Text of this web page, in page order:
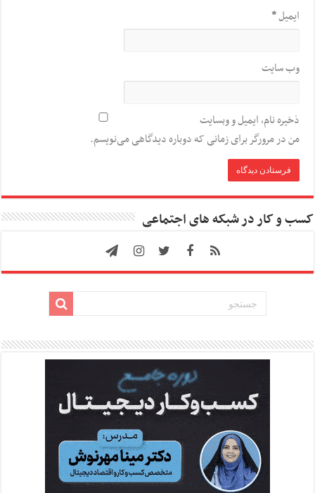
ایمیل*
وب‌ سایت
ذخیره نام، ایمیل و وبسایت
من در مرورگر برای زمانی که دوباره دیدگاهی می‌نویسم.
کسب و کار در شبکه های اجتماعی